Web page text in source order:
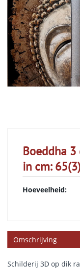
Boeddha
in cm:
Hoeveelheid:
Omschrijving
Schilderij 3D op dik